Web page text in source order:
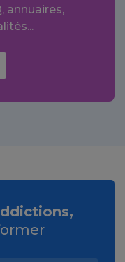
annuaires,